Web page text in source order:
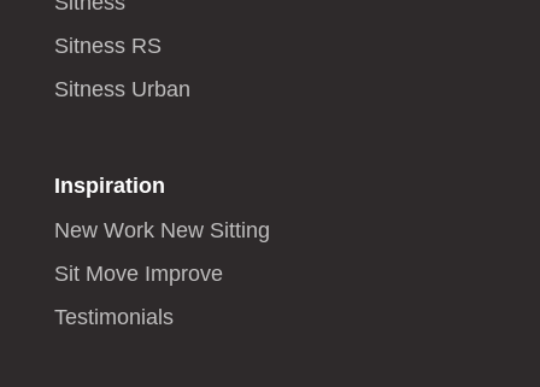
Sitness RS
Sitness Urban
Inspiration
New Work New Sitting
Sit Move Improve
Testimonials